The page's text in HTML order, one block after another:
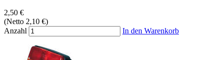
2,50 €
(Netto 2,10 €)
Anzahl
In den Warenkorb